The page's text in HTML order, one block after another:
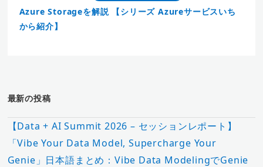
Azure Storageを解説 【シリーズ Azureサービスいち
から紹介】
最新の投稿
【Data + AI Summit 2026 – セッションレポート】
「Vibe Your Data Model, Supercharge Your
Genie」日本語まとめ：Vibe Data ModelingでGenie